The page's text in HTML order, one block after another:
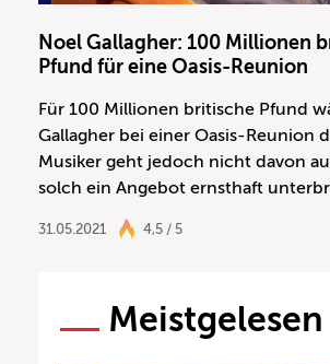
Noel Gallagher: 100 Millionen
Pfund für eine Oasis-Reunion
Für 100 Millionen britische Pfund
Gallagher bei einer Oasis-Reunion
Musiker geht jedoch nicht davon
solch ein Angebot ernsthaft
31.05.2021 4,5 / 5
Meistgelesen